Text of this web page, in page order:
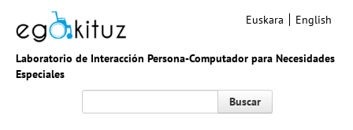
Laboratorio de Interacción Persona-Computador para Necesidades
Especiales
Euskara English
Buscar